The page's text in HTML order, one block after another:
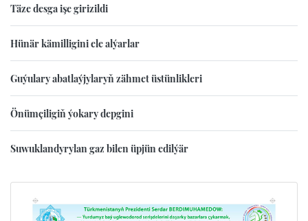
Täze desga işe girizildi
Hünär kämilligini ele alýarlar
Guýulary abatlaýjylaryň zähmet üstünlikleri
Önümçiligiň ýokary depgini
Suwuklandyrylan gaz bilen üpjün edilýär